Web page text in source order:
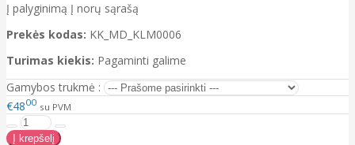
Į palyginimą Į norų sąrašą
Prekės kodas: KK_MD_KLM0006
Turimas kiekis: Pagaminti galime
Gamybos trukmė :
€4800 su PVM